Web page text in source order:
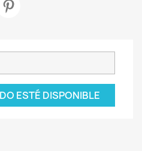
ESTÉ DISPONIBLE